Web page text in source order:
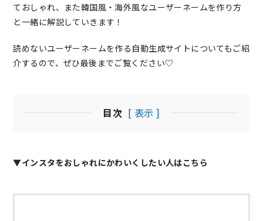
ておしゃれ、また韓国風・海外風なユーザーネームを作り方
と一緒に解説していきます！
読めないユーザーネームを作る自動生成サイトについてもご紹
介するので、ぜひ最後までご覧ください♡
目次 [ 表示 ]
▼インスタをおしゃれにかわいくしたい人はこちら